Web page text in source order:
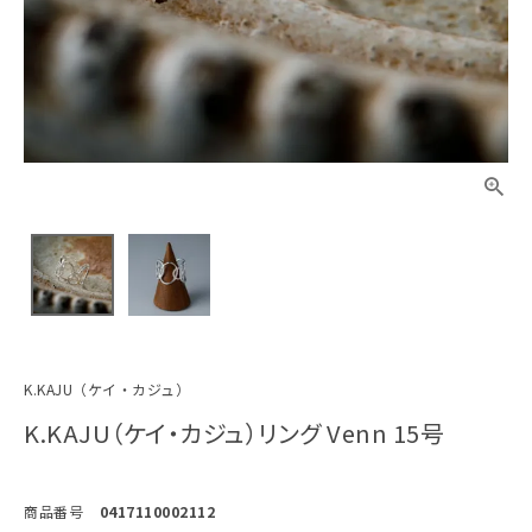
K.KAJU（ケイ・カジュ）
K.KAJU（ケイ・カジュ）リング Venn 15号
商品番号 0417110002112